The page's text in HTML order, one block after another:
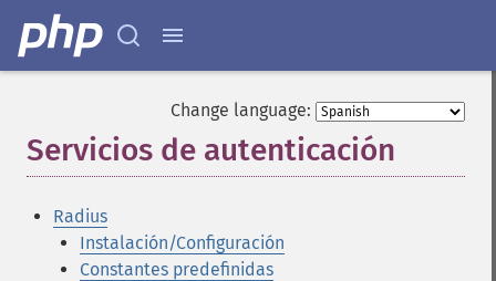
Change language:
Servicios de autenticación
Radius
Instalación/Configuración
Constantes predefinidas